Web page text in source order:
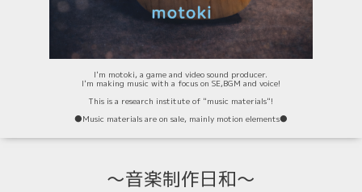
I'm motoki, a game and video sound producer.
I'm making music with a focus on SE,BGM and voice!
This is a research institute of "music materials"!
⚫️Music materials are on sale, mainly motion elements⚫️
〜音楽制作日和〜